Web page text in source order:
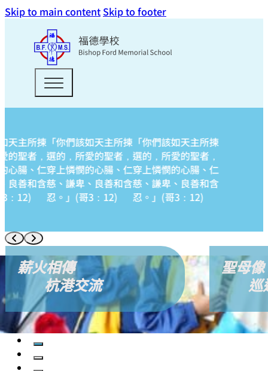
Skip to main content Skip to footer
主所揀
聖者，
腸、仁
善和含
12)
「你們該如天主所揀
選的，所愛的聖者，
穿上憐憫的心腸、仁
慈、謙卑、良善和含
忍。」(哥3：12)
「你們該如天主所揀
選的，所愛的聖者，
穿上憐憫的心腸、仁
慈、謙卑、良善和含
忍。」(哥3：12)
薪火相傳
杭港交流
聖母像
巡